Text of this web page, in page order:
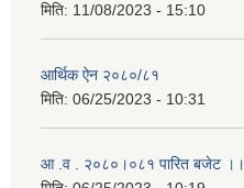
मिति: 11/08/2023 - 15:10
आर्थिक ऐन २०८०/८१
मिति: 06/25/2023 - 10:31
आ .व . २०८०।०८१ पारित बजेट ।।